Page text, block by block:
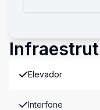
Elevador
Interfone